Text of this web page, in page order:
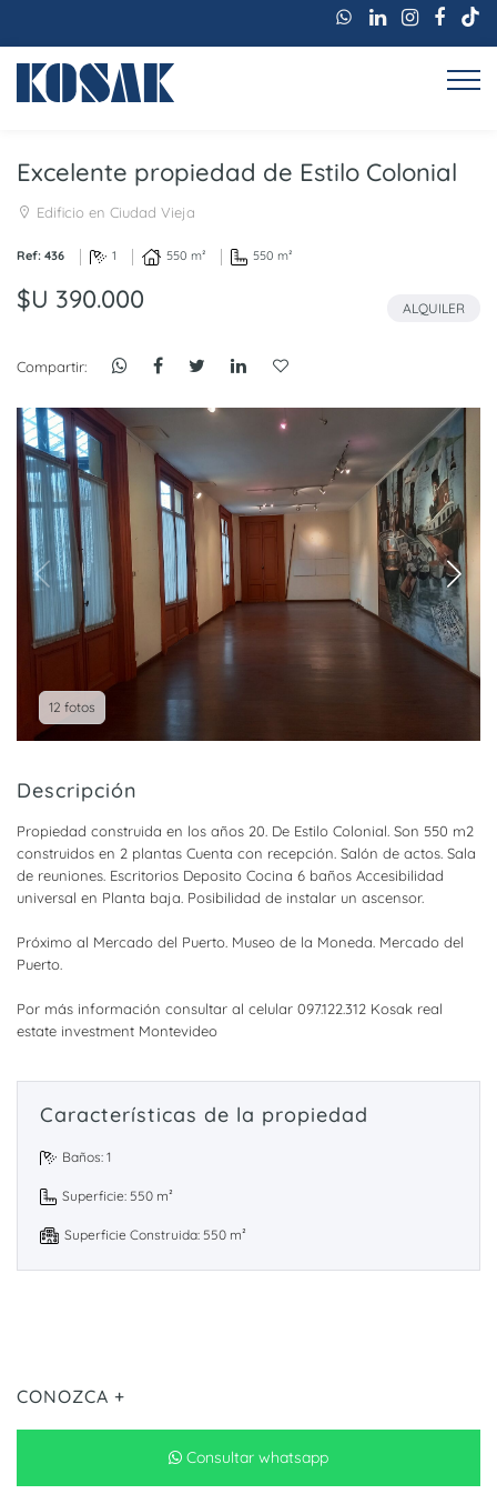
Excelente propiedad de Estilo Colonial
Edificio en Ciudad Vieja
Ref: 436 1 550 m² 550 m²
$U 390.000 ALQUILER
Compartir:
12 fotos
Descripción
Propiedad construida en los años 20. De Estilo Colonial. Son 550 m2
construidos en 2 plantas Cuenta con recepción. Salón de actos. Sala
de reuniones. Escritorios Deposito Cocina 6 baños Accesibilidad
universal en Planta baja. Posibilidad de instalar un ascensor.
Próximo al Mercado del Puerto. Museo de la Moneda. Mercado del
Puerto.
Por más información consultar al celular 097.122.312 Kosak real
estate investment Montevideo
Características de la propiedad
Baños: 1
Superficie: 550 m²
Superficie Construida: 550 m²
CONOZCA +
Consultar whatsapp